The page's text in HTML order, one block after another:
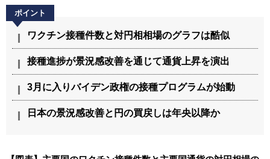
ワクチン接種件数と対円相相場のグラフは酷似
接種進捗が景況感改善を通じて通貨上昇を演出
3月に入りバイデン政権の接種プログラムが始動
日本の景況感改善と円の買戻しは年央以降か